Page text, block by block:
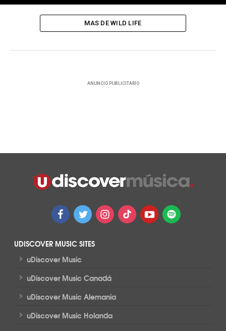
MAS DE WILD LIFE
ANUNCIO PUBLICITARIO
UDISCOVER MUSIC SITES
> uDiscover Music
> uDiscover Music Canadá
> uDiscover Music Alemania
> uDiscover Music Holanda